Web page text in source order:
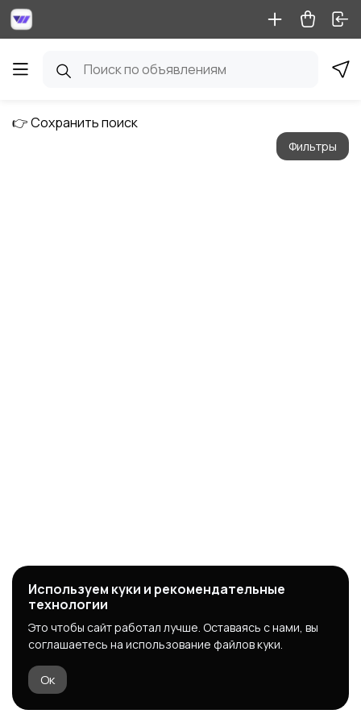
👉 Сохранить поиск
Фильтры
Используем куки и рекомендательные
технологии
Это чтобы сайт работал лучше. Оставаясь с нами, вы
соглашаетесь на использование файлов куки.
Ок